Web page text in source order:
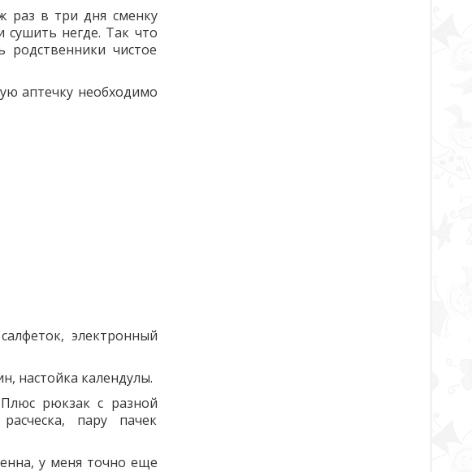
раз в три дня сменку
сушить негде. Так что
чистое
аптечку необходимо
электронный
настойка календулы.
рюкзак с разной
пару пачек
у меня точно еще